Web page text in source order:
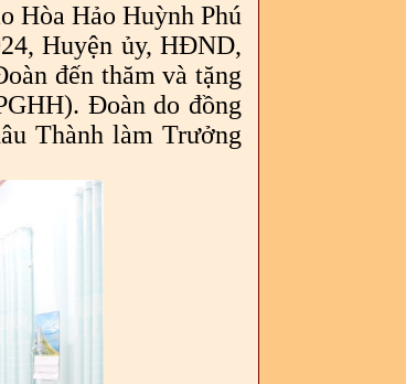
Hòa Hảo Huỳnh Phú
Huyện ủy, HĐND,
đến thăm và tặng
Đoàn do đồng
Thành làm Trưởng